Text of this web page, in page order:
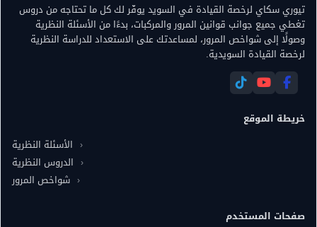
تيوري سكاي لرخصة القيادة في السويد يوفّر لك كل ما تحتاجه من دروس
تغطي جميع جوانب قوانين المرور والمركبات، بدءًا من الأسئلة النظرية
وصولًا إلى شواخص المرور، لمساعدتك على الاستعداد للدراسة النظرية
لرخصة القيادة السويدية.
خريطة الموقع
الأسئلة النظرية
الدروس النظرية
شواخص المرور
صفحات المستخدم